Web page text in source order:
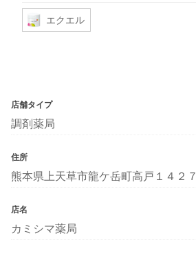
エクエル
店舗タイプ
調剤薬局
住所
熊本県上天草市龍ケ岳町高戸１４２７
店名
カミシマ薬局